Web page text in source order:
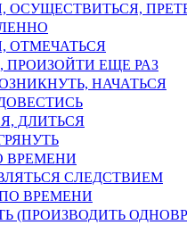
ОСУЩЕСТВИТЬСЯ,
ОТМЕЧАТЬСЯ
ПРОИЗОЙТИ ЕЩЕ РАЗ
НАЧАТЬСЯ
ДЛИТЬСЯ
ВРЕМЕНИ
СЛЕДСТВИЕМ
ВРЕМЕНИ
(ПРОИЗВОДИТЬ